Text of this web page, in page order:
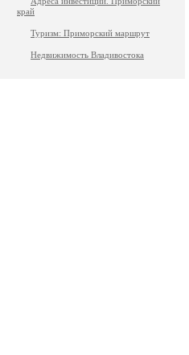
край
Туризм: Приморский маршрут
Недвижимость Владивостока